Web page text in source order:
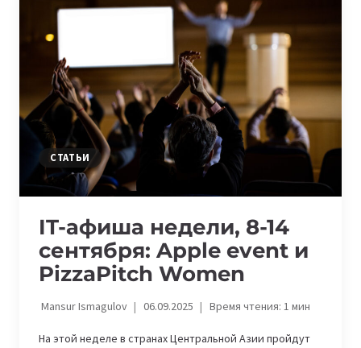
ОКТЯБРЯ:
GITEX
GLOBAL
СТАТЬИ
IT-афиша недели, 8-14
сентября: Apple event и
PizzaPitch Women
Mansur Ismagulov 06.09.2025 Время чтения: 1мин
На этой неделе в странах Центральной Азии пройдут